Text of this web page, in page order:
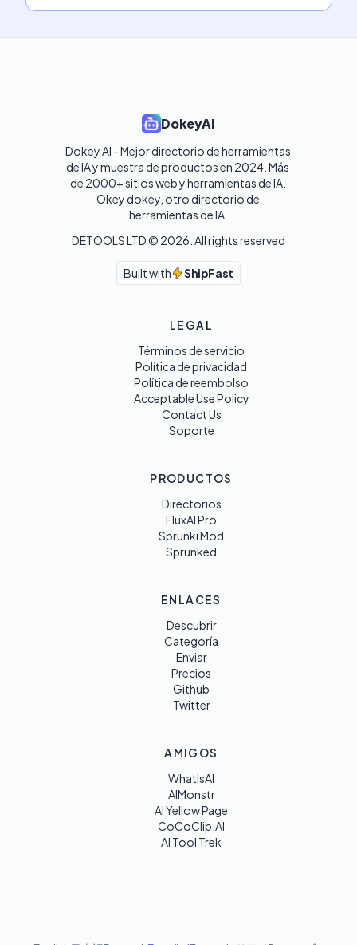
DokeyAI
Dokey AI - Mejor directorio de herramientas
de IA y muestra de productos en 2024. Más
de 2000+ sitios web y herramientas de IA.
Okey dokey, otro directorio de
herramientas de IA.
DETOOLS LTD © 2026 . All rights reserved
Built with ShipFast
LEGAL
Términos de servicio
Política de privacidad
Política de reembolso
Acceptable Use Policy
Contact Us
Soporte
PRODUCTOS
Directorios
FluxAI Pro
Sprunki Mod
Sprunked
ENLACES
Descubrir
Categoría
Enviar
Precios
Github
Twitter
AMIGOS
WhatIsAI
AIMonstr
AI Yellow Page
CoCoClip.AI
AI Tool Trek